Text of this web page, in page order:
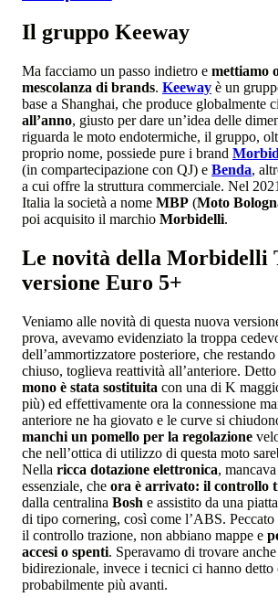
Il gruppo Keeway
Ma facciamo un passo indietro e mettiamo
mescolanza di brands. Keeway è un
base a Shanghai, che produce globalmente
all’anno, giusto per dare un’idea delle
riguarda le moto endotermiche, il gruppo,
proprio nome, possiede pure i brand
(in compartecipazione con QJ) e Benda,
a cui offre la struttura commerciale. Nel
Italia la società a nome MBP (Moto
poi acquisito il marchio Morbidelli.
Le novità della Morbidelli
versione Euro 5+
Veniamo alle novità di questa nuova
prova, avevamo evidenziato la troppa
dell’ammortizzatore posteriore, che
chiuso, toglieva reattività all’anteriore.
mono è stata sostituita con una di K
più) ed effettivamente ora la connessione
anteriore ne ha giovato e le curve si
manchi un pomello per la regolazione
che nell’ottica di utilizzo di questa moto
Nella ricca dotazione elettronica,
essenziale, che ora è arrivato: il controllo
dalla centralina Bosh e assistito da una
di tipo cornering, così come l’ABS. Peccato
il controllo trazione, non abbiano mappe e
accesi o spenti. Speravamo di trovare
bidirezionale, invece i tecnici ci hanno detto
probabilmente più avanti.